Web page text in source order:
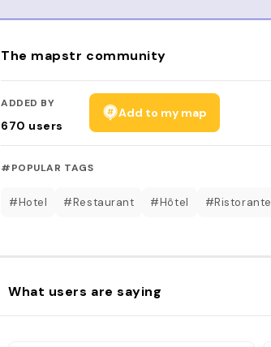
The mapstr community
ADDED BY
670 users
Add to my map
#POPULAR TAGS
#Hotel #Restaurant #Hôtel #Ristorante
What users are saying